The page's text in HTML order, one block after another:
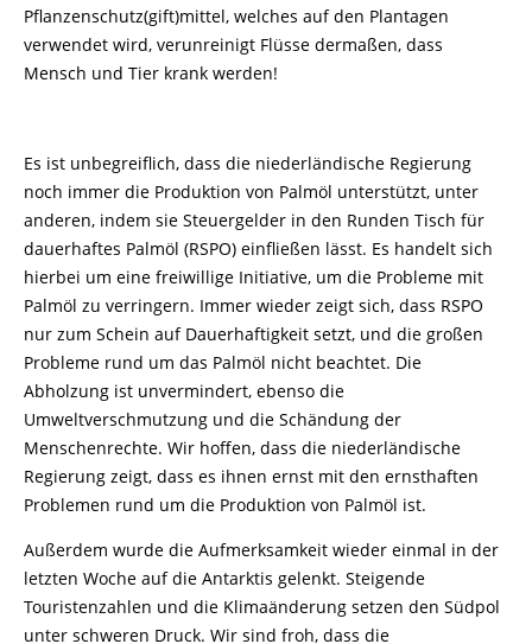
Pflanzenschutz(gift)mittel, welches auf den Plantagen
verwendet wird, verunreinigt Flüsse dermaßen, dass
Mensch und Tier krank werden!
Es ist unbegreiflich, dass die niederländische Regierung
noch immer die Produktion von Palmöl unterstützt, unter
anderen, indem sie Steuergelder in den Runden Tisch für
dauerhaftes Palmöl (RSPO) einfließen lässt. Es handelt sich
hierbei um eine freiwillige Initiative, um die Probleme mit
Palmöl zu verringern. Immer wieder zeigt sich, dass RSPO
nur zum Schein auf Dauerhaftigkeit setzt, und die großen
Probleme rund um das Palmöl nicht beachtet. Die
Abholzung ist unvermindert, ebenso die
Umweltverschmutzung und die Schändung der
Menschenrechte. Wir hoffen, dass die niederländische
Regierung zeigt, dass es ihnen ernst mit den ernsthaften
Problemen rund um die Produktion von Palmöl ist.
Außerdem wurde die Aufmerksamkeit wieder einmal in der
letzten Woche auf die Antarktis gelenkt. Steigende
Touristenzahlen und die Klimaänderung setzen den Südpol
unter schweren Druck. Wir sind froh, dass die